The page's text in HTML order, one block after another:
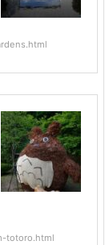
totoro.html